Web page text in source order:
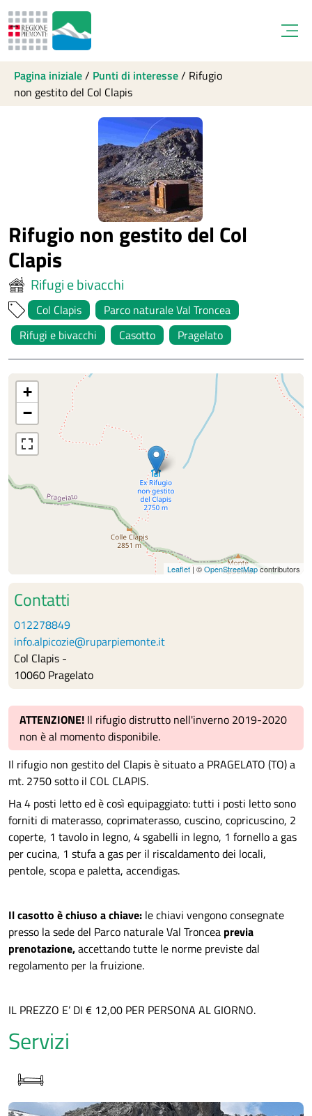
Pagina iniziale/ Punti di interesse/ Rifugio
non gestito del Col Clapis
Rifugio non gestito del Col
Clapis
Rifugi e bivacchi
Col Clapis
Parco naturale Val Troncea
Rifugi e bivacchi
Casotto Pragelato
+
−
Leaflet| ©OpenStreetMapcontributors
Contatti
012278849
info.alpicozie@ruparpiemonte.it
Col Clapis -
10060 Pragelato
ATTENZIONE! Il rifugio distrutto nell'inverno 2019-2020
non è al momento disponibile.
Il rifugio non gestito del Clapis è situato a PRAGELATO (TO) a
mt. 2750 sotto il COL CLAPIS.
Ha 4 posti letto ed è così equipaggiato: tutti i posti letto sono
forniti di materasso, coprimaterasso, cuscino, copricuscino, 2
coperte, 1 tavolo in legno, 4 sgabelli in legno, 1 fornello a gas
per cucina, 1 stufa a gas per il riscaldamento dei locali,
pentole, scopa e paletta, accendigas.
Il casotto è chiuso a chiave: le chiavi vengono consegnate
presso la sede del Parco naturale Val Troncea previa
prenotazione,accettando tutte le norme previste dal
regolamento per la fruizione.
IL PREZZO E’ DI € 12,00 PER PERSONA AL GIORNO.
Servizi